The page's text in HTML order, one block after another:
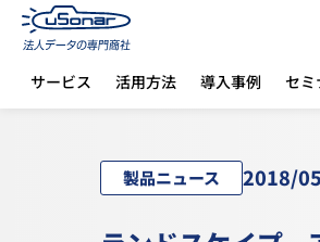
サービス 活用方法 導入事例 セ
製品ニュース 2018/